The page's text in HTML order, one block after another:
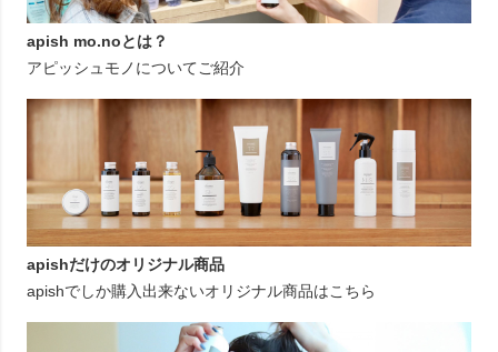
apish mo.noとは？
アピッシュモノについてご紹介
apishだけのオリジナル商品
apishでしか購入出来ないオリジナル商品はこちら